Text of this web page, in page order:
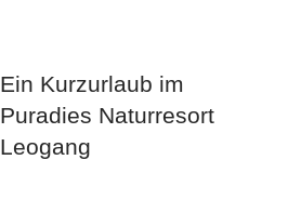
Ein Kurzurlaub im
Puradies Naturresort
Leogang